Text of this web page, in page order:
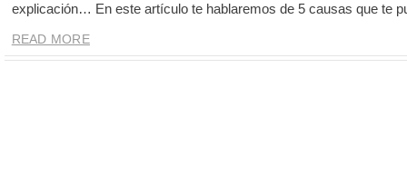
explicación… En este artículo te hablaremos de 5 causas que te
READ MORE